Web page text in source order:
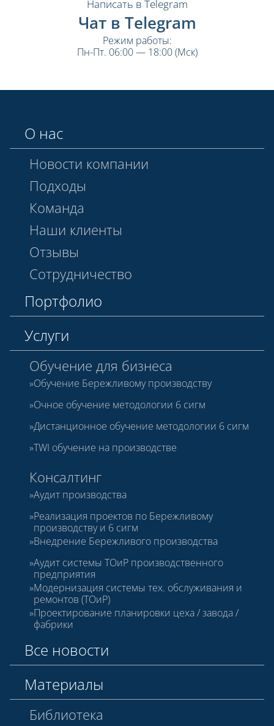
Написать в Telegram
Чат в Telegram
Режим работы:
Пн-Пт. 06:00 — 18:00 (Мск)
О нас
Новости компании
Подходы
Команда
Наши клиенты
Отзывы
Сотрудничество
Портфолио
Услуги
Обучение для бизнеса
Обучение Бережливому производству
Очное обучение методологии 6 сигм
Дистанционное обучение методологии 6 сигм
TWI обучение на производстве
Консалтинг
Аудит производства
Реализация проектов по Бережливому
производству и 6 сигм
Внедрение Бережливого производства
Аудит системы ТОиР производственного
предприятия
Модернизация системы тех. обслуживания и
ремонтов (ТОиР)
Проектирование планировки цеха / завода /
фабрики
Все новости
Материалы
Библиотека